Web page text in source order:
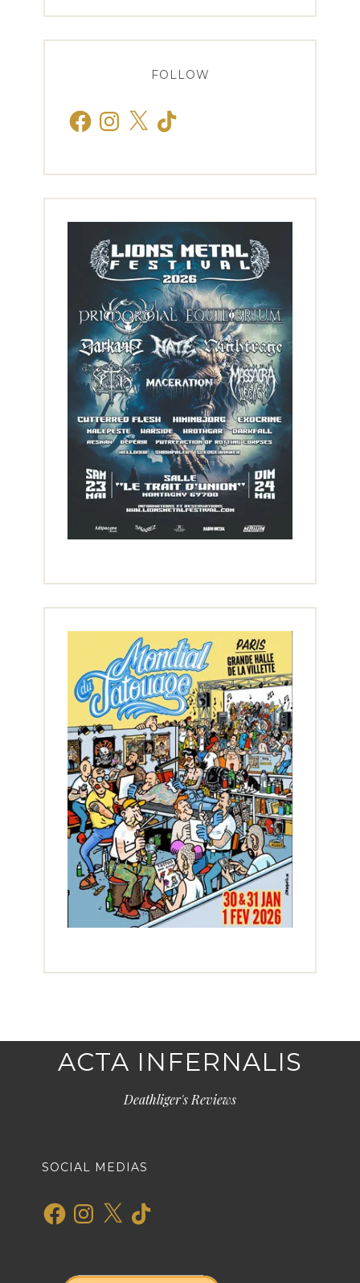
FOLLOW
FacebookInstagram
X TikTok
ACTA INFERNALIS
Deathliger's Reviews
SOCIAL MEDIAS
FacebookInstagram
X TikTok